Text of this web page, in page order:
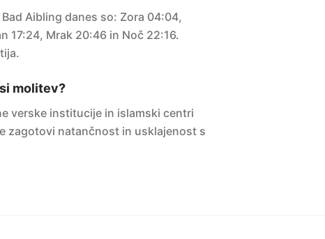
Aibling danes so: Zora 04:04,
17:24, Mrak 20:46 in Noč 22:16.
molitev?
verske institucije in islamski centri
zagotovi natančnost in usklajenost s